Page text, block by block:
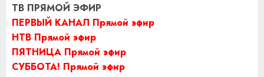
ТВ ПРЯМОЙ ЭФИР
ПЕРВЫЙ КАНАЛ Прямой эфир
НТВ Прямой эфир
ПЯТНИЦА Прямой эфир
СУББОТА! Прямой эфир